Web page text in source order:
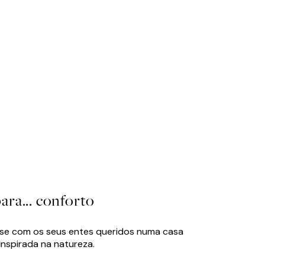
conforto
com os seus entes queridos numa casa
na natureza.